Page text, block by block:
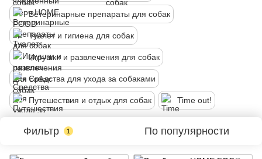
Ветеринарные препараты для собак
Туалет и гигиена для собак
Игрушки и развлечения для собак
Средства для ухода за собаками
Путешествия и отдых для собак Time out!
Фильтр 1 По популярности